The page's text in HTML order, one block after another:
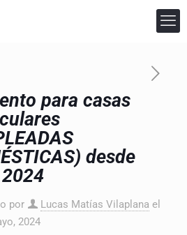
para casas
desde
por Lucas Matías Vilaplana el
2024
Abogados